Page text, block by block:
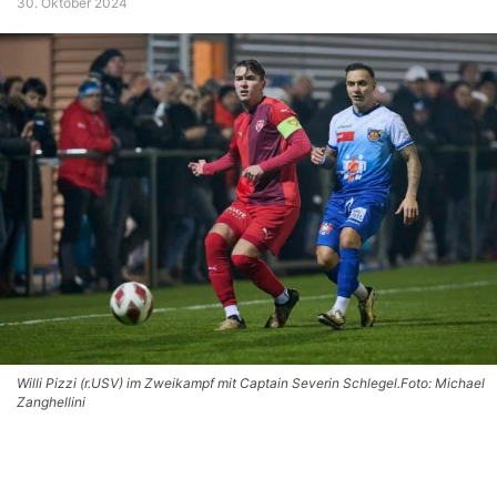
Willi Pizzi (r.USV) im Zweikampf mit Captain Severin Schlegel.Foto: Michael
Zanghellini